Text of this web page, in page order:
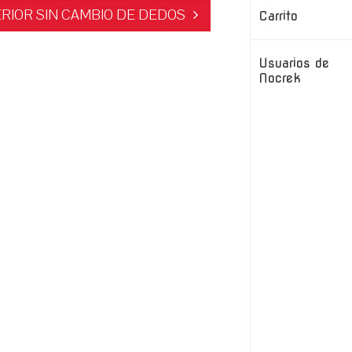
Carrito
Usuarios de
Nocrek
SIN CAMBIO DE DEDOS